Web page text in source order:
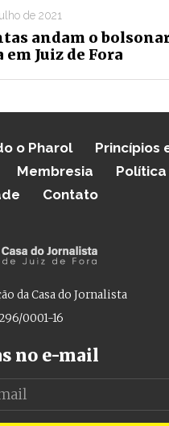
de 2021
andam o
Juiz de Fora
o Pharol
Princípios
Membresia
Contato
da Casa do Jornalista
0001-16
no e-mail